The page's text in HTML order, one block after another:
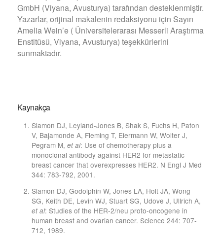
GmbH (Viyana, Avusturya) tarafından desteklenmiştir.
Yazarlar, orijinal makalenin redaksiyonu için Sayın
Amelia Wein’e ( Üniversitelerarası Messerli Araştırma
Enstitüsü, Viyana, Avusturya) teşekkürlerini
sunmaktadır.
Kaynakça
Slamon DJ, Leyland-Jones B, Shak S, Fuchs H, Paton
V, Bajamonde A, Fleming T, Eiermann W, Wolter J,
Pegram M,et al: Use of chemotherapy plus a
monoclonal antibody against HER2 for metastatic
breast cancer that overexpresses HER2. N Engl J Med
344: 783-792, 2001.
Slamon DJ, Godolphin W, Jones LA, Holt JA, Wong
SG, Keith DE, Levin WJ, Stuart SG, Udove J, Ullrich A,
et al: Studies of the HER-2/neu proto-oncogene in
human breast and ovarian cancer. Science 244: 707-
712, 1989.